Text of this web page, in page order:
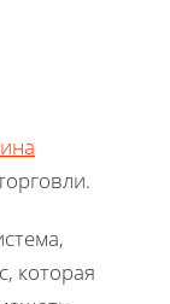
которая